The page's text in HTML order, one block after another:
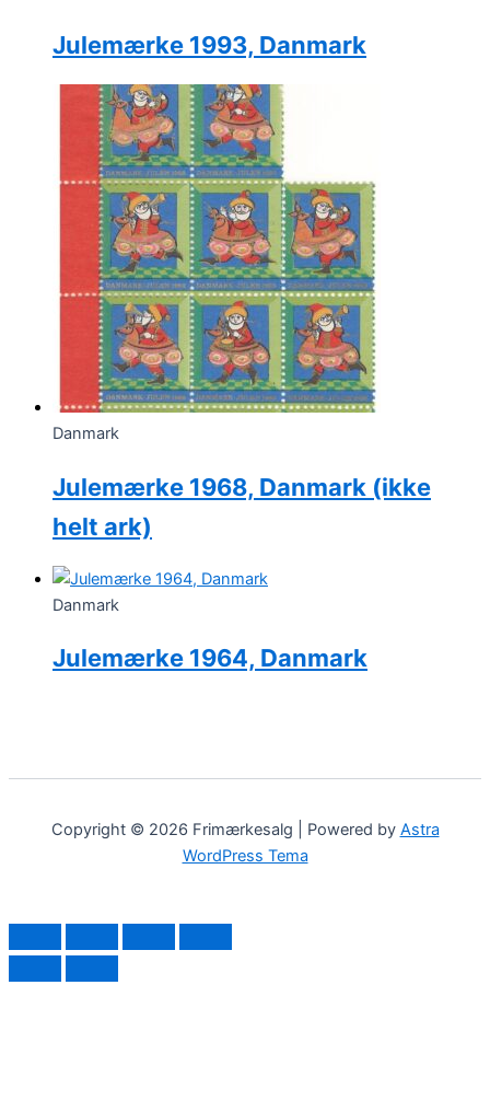
Julemærke 1993, Danmark
Danmark
Julemærke 1968, Danmark (ikke
helt ark)
Danmark
Julemærke 1964, Danmark
Copyright © 2026 Frimærkesalg | Powered by Astra
WordPress Tema